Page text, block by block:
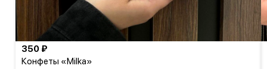
Конфеты «Milka»
350 ₽